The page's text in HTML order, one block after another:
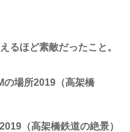
るほど素敵だったこと。
（高架橋鉄道の絶景）